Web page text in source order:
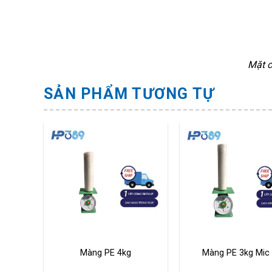
Mặt
SẢN PHẨM TƯƠNG TỰ
Màng PE 4kg Màng PE 3kg Mic